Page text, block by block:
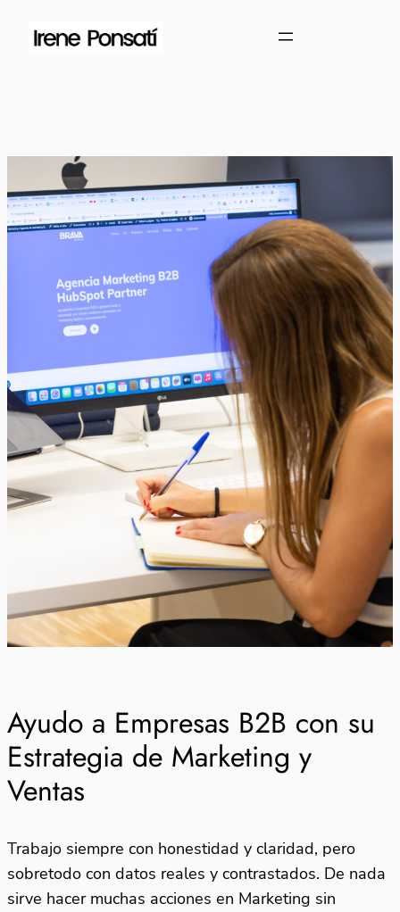
Ayudo a Empresas B2B con su
Estrategia de Marketing y
Ventas
Trabajo siempre con honestidad y claridad, pero
sobretodo con datos reales y contrastados. De nada
sirve hacer muchas acciones en Marketing sin